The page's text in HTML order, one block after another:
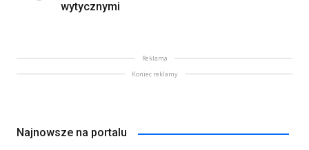
wytycznymi
Reklama
Koniec reklamy
Najnowsze na portalu